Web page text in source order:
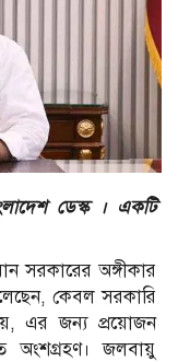
ডেস্ক । একটি
সরকারের অঙ্গীকার
কেবল সরকারি
এর জন্য প্রয়োজন
অংশগ্রহণ। জলবায়ু